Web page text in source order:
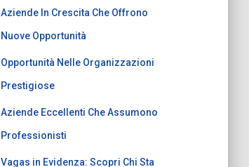
Aziende In Crescita Che Offrono
Nuove Opportunità
Opportunità Nelle Organizzazioni
Prestigiose
Aziende Eccellenti Che Assumono
Professionisti
Vagas in Evidenza: Scopri Chi Sta